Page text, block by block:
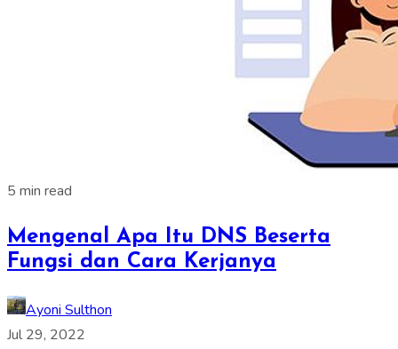
5 min read
Mengenal Apa Itu DNS Beserta
Fungsi dan Cara Kerjanya
Ayoni Sulthon
Jul 29, 2022